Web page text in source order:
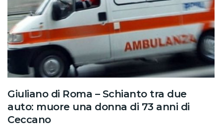
Giuliano di Roma – Schianto tra due
auto: muore una donna di 73 anni di
Ceccano